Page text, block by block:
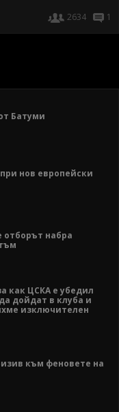
2634
1
Батуми
нов европейски
отборът набра
как ЦСКА е убедил
дойдат в клуба и
изключителен
към феновете на